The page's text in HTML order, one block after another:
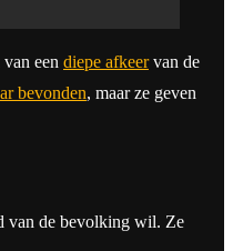
een diepe afkeervan de
bevonden, maar ze geven
van de bevolking wil. Ze